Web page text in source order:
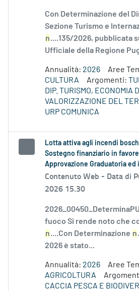
Con Determinazione del
Sezione Turismo e
n....135/2026, pubblicata
Ufficiale della Regione
Annualità: 2026 Aree
CULTURA
Argomenti:
DIP. TURISMO, ECONOMIA
VALORIZZAZIONE DEL
URP COMUNICA
Lotta attiva agli incendi
Sostegno finanziario in
Approvazione Graduatoria ed
Contenuto Web - Data di
2026 15.30
fuoco Si rende noto che
n....Con Determinazione n
2026 è stato...
Annualità: 2026
Aree
AGRICOLTURA
CACCIA PESCA E